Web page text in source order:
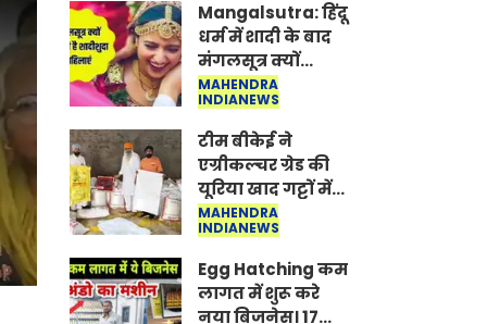
Mangalsutra: हिंदू
धर्म में शादी के बाद
मंगलसूत्र क्यों
पहनती है महिलाएं,
किसने शुरु की ये
परंपरा
MAHENDRA
INDIANEWS
टीम बीकेई ने
एग्रीकल्चर ग्रेड की
यूरिया खाद गट्टों में
बदलकर टेक्निकल
ग्रेड में बेचने वालों पर
करवाई कार्रवाई:
लखविंदर सिंह
औलख
MAHENDRA
INDIANEWS
Egg Hatching कम
लागत में शुरू करे
नया बिजनेस। 17